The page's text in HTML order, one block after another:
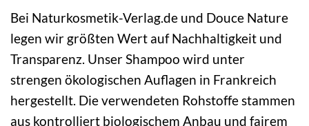
Bei Naturkosmetik-Verlag.de und Douce Nature
legen wir größten Wert auf Nachhaltigkeit und
Transparenz. Unser Shampoo wird unter
strengen ökologischen Auflagen in Frankreich
hergestellt. Die verwendeten Rohstoffe stammen
aus kontrolliert biologischem Anbau und fairem